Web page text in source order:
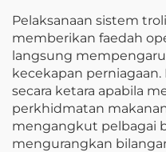
Pelaksanaan sistem
memberikan faedah
langsung
kecekapan
secara ketara apabila
perkhidmatan
mengangkut pelbagai
mengurangkan